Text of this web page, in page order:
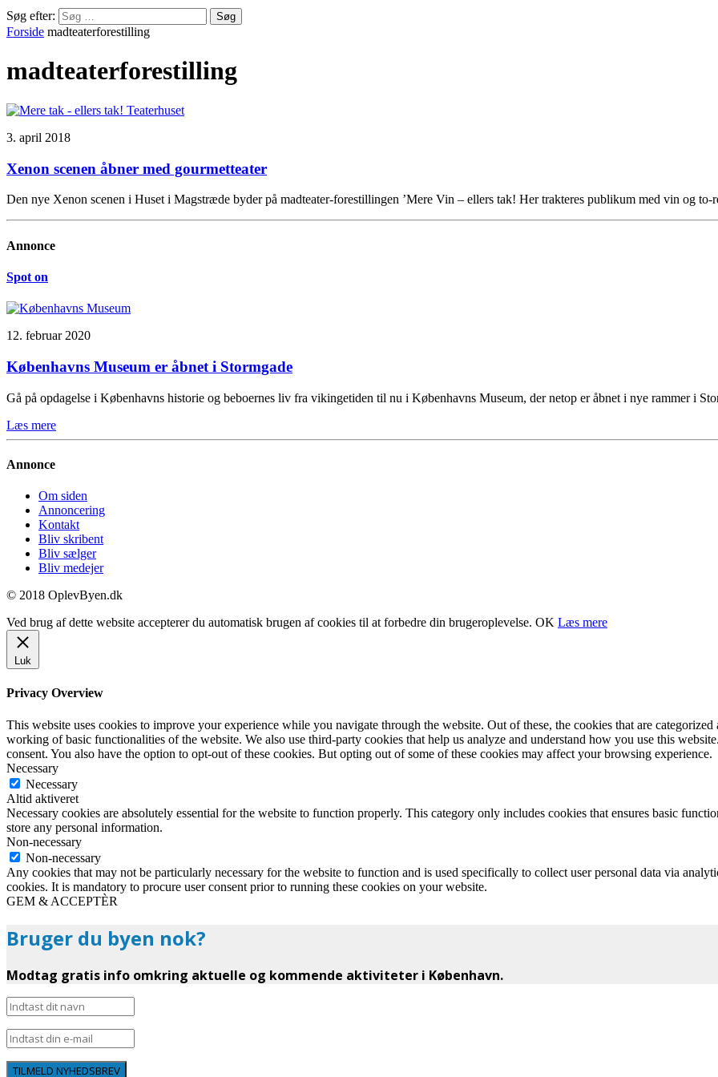
Søg efter:
Forside madteaterforestilling
madteaterforestilling
3. april 2018
Xenon scenen åbner med gourmetteater
Den nye Xenon scenen i Huset i Magstræde byder på madteater-forestillingen ’Mere Vin – ellers tak! Her trakteres publikum med vin og
Annonce
Spot on
12. februar 2020
Københavns Museum er åbnet i Stormgade
Gå på opdagelse i Københavns historie og beboernes liv fra vikingetiden til nu i Københavns Museum, der netop er åbnet i nye rammer i
Læs mere
Annonce
Om siden
Annoncering
Kontakt
Bliv skribent
Bliv sælger
Bliv medejer
© 2018 OplevByen.dk
Ved brug af dette website accepterer du automatisk brugen af cookies til at forbedre din brugeroplevelse. OK Læs mere
Luk
Privacy Overview
This website uses cookies to improve your experience while you navigate through the website. Out of these, the cookies that are categorized
working of basic functionalities of the website. We also use third-party cookies that help us analyze and understand how you use this
consent. You also have the option to opt-out of these cookies. But opting out of some of these cookies may affect your browsing experience.
Necessary
Necessary
Altid aktiveret
Necessary cookies are absolutely essential for the website to function properly. This category only includes cookies that ensures basic
store any personal information.
Non-necessary
Non-necessary
Any cookies that may not be particularly necessary for the website to function and is used specifically to collect user personal data via
cookies. It is mandatory to procure user consent prior to running these cookies on your website.
GEM & ACCEPTÈR
Bruger du byen nok?
Modtag gratis info omkring aktuelle og kommende aktiviteter i København.
TILMELD NYHEDSBREV